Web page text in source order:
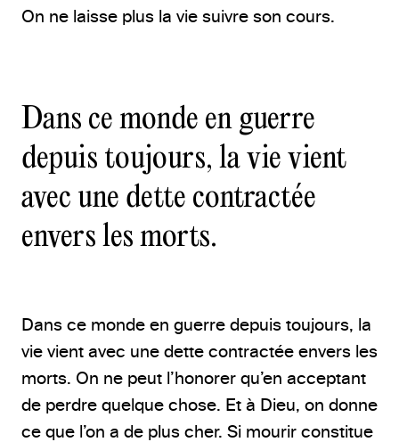
On ne laisse plus la vie suivre son cours.
Dans ce monde en guerre
depuis toujours, la vie vient
avec une dette contractée
envers les morts.
Dans ce monde en guerre depuis toujours, la
vie vient avec une dette contractée envers les
morts. On ne peut l’honorer qu’en acceptant
de perdre quelque chose. Et à Dieu, on donne
ce que l’on a de plus cher. Si mourir constitue